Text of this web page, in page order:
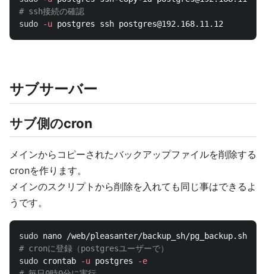
# ssh接続の確認
sudo
-u
サブサーバー
サブ側のcron
メインからコピーされたバックアップファイルを削除する
cronを作ります。
メインのスクリプトから削除を入れても同じ事はできるよ
うです。
sudo
# cronに登録（postgresユーザーで）
sudo crontab -u postgres
-e